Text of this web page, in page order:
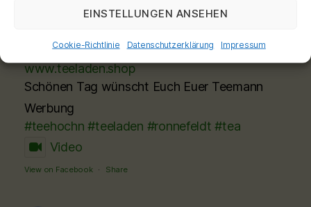
EINSTELLUNGEN ANSEHEN
Cookie-Richtlinie Datenschutzerklärung Impressum
geblieben!!!.
Kommt vorbei
www.teeladen.shop
Schönen Tag wünscht Euch Euer Teemann
Werbung
#teehochn #teeladen #ronnefeldt #tea
Video
View on Facebook · Share